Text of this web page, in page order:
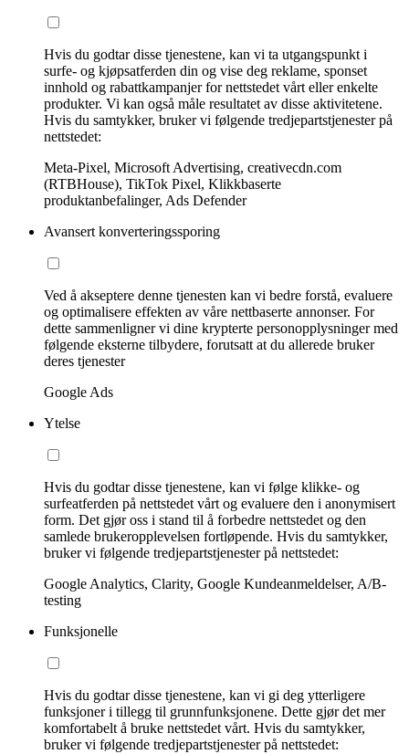
Hvis du godtar disse tjenestene, kan vi ta utgangspunkt i
surfe- og kjøpsatferden din og vise deg reklame, sponset
innhold og rabattkampanjer for nettstedet vårt eller enkelte
produkter. Vi kan også måle resultatet av disse aktivitetene.
Hvis du samtykker, bruker vi følgende tredjepartstjenester på
nettstedet:
Meta-Pixel, Microsoft Advertising, creativecdn.com
(RTBHouse), TikTok Pixel, Klikkbaserte
produktanbefalinger, Ads Defender
Avansert konverteringssporing
Ved å akseptere denne tjenesten kan vi bedre forstå, evaluere
og optimalisere effekten av våre nettbaserte annonser. For
dette sammenligner vi dine krypterte personopplysninger med
følgende eksterne tilbydere, forutsatt at du allerede bruker
deres tjenester
Google Ads
Ytelse
Hvis du godtar disse tjenestene, kan vi følge klikke- og
surfeatferden på nettstedet vårt og evaluere den i anonymisert
form. Det gjør oss i stand til å forbedre nettstedet og den
samlede brukeropplevelsen fortløpende. Hvis du samtykker,
bruker vi følgende tredjepartstjenester på nettstedet:
Google Analytics, Clarity, Google Kundeanmeldelser, A/B-
testing
Funksjonelle
Hvis du godtar disse tjenestene, kan vi gi deg ytterligere
funksjoner i tillegg til grunnfunksjonene. Dette gjør det mer
komfortabelt å bruke nettstedet vårt. Hvis du samtykker,
bruker vi følgende tredjepartstjenester på nettstedet: